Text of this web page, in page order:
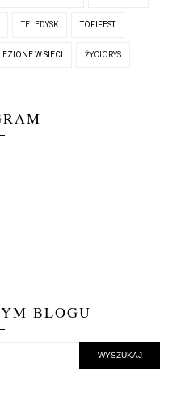
TELEDYSK TOFIFEST
W SIECI ŻYCIORYS
BLOGU